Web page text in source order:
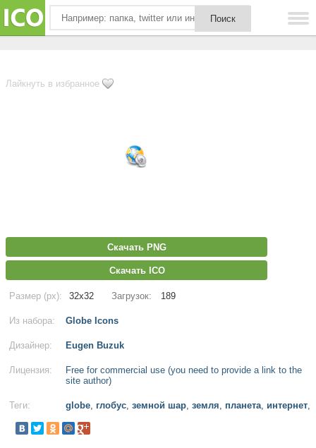
Лайкнуть в избранное
Скачать PNG
Скачать ICO
Размер (px): 32x32 Загрузок: 189
Из набора: Globe Icons
Дизайнер: Eugen Buzuk
Лицензия:
Free for commercial use (you need to provide a link to the
site author)
Теги: globe, глобус, земной шар, земля, планета, интернет,